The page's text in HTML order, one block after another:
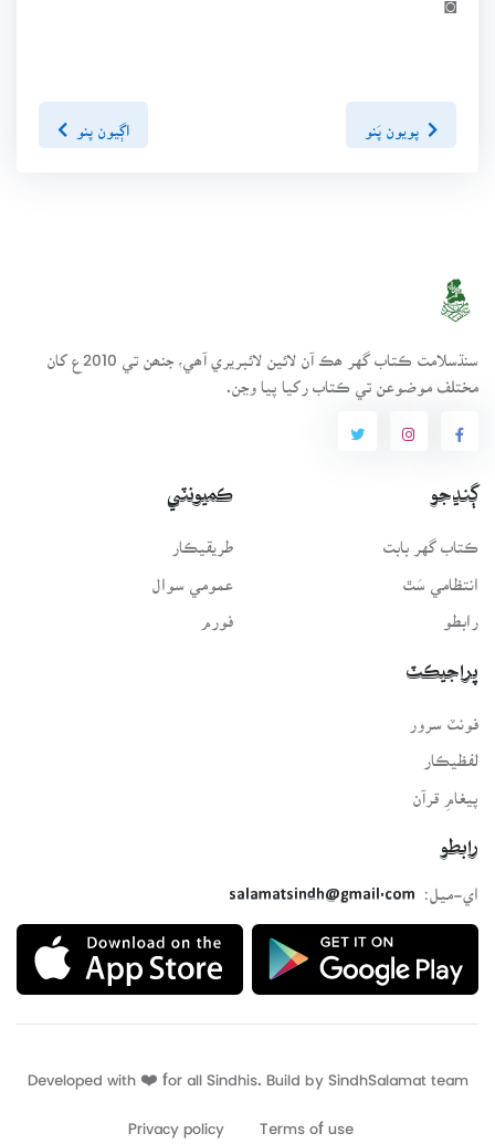
پويون پَنو اڳيون پنو
سنڌسلامت ڪتاب گهر ھڪ آن لائين لائبريري آھي، جنھن تي 2010ع کان
مختلف موضوعن تي ڪتاب رکيا پيا وڃن.
ڳنڍجو
ڪتاب گهر بابت
انتظامي سَٿ
رابطو
ڪميونٽي
طريقيڪار
عمومي سوال
فورم
پراجيڪٽ
لفظيڪار
پيغامِ قرآن
رابطو
اي-ميل:
salamatsindh@gmail.com
Developed with ❤️ for all Sindhis. Build by
Terms of use